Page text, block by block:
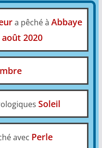
a pêché à Abbaye
août 2020
Soleil
avec Perle